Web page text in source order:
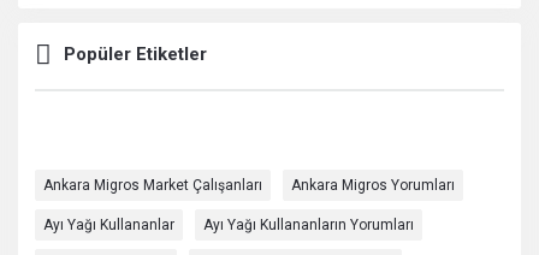
Popüler Etiketler
Ankara Migros Market Çalışanları Ankara Migros Yorumları
Ayı Yağı Kullananlar Ayı Yağı Kullananların Yorumları